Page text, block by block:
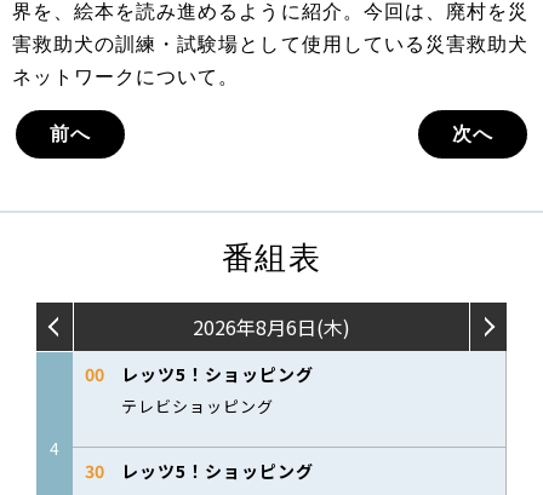
界を、絵本を読み進めるように紹介。今回は、廃村を災
害救助犬の訓練・試験場として使用している災害救助犬
ネットワークについて。
前へ 次へ
番組表